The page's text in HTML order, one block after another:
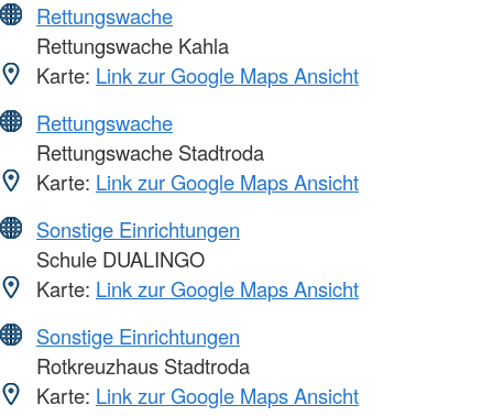
Rettungswache
Rettungswache Kahla
Karte: Link zur Google Maps Ansicht
Rettungswache
Rettungswache Stadtroda
Karte: Link zur Google Maps Ansicht
Sonstige Einrichtungen
Schule DUALINGO
Karte: Link zur Google Maps Ansicht
Sonstige Einrichtungen
Rotkreuzhaus Stadtroda
Karte: Link zur Google Maps Ansicht